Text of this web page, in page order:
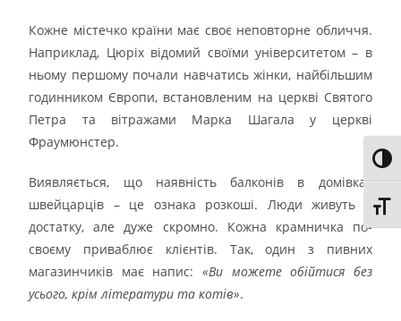
Кожне містечко країни має своє неповторне обличчя.
Наприклад, Цюріх відомий своїми університетом – в
ньому першому почали навчатись жінки, найбільшим
годинником Європи, встановленим на церкві Святого
Петра та вітражами Марка Шагала у церкві
Фраумюнстер.
Виявляється, що наявність балконів в домівках
швейцарців – це ознака розкоші. Люди живуть в
достатку, але дуже скромно. Кожна крамничка по-
своєму приваблює клієнтів. Так, один з пивних
магазинчиків має напис: «Ви можете обійтися без
усього, крім літератури та котів».